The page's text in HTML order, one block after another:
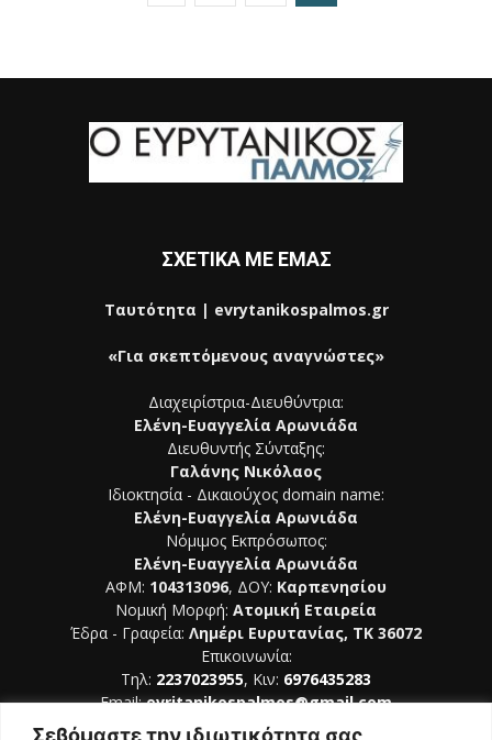
Σεβόμαστε την ιδιωτικότητα σας
ΣΧΕΤΙΚΑ ΜΕ ΕΜΑΣ
Ταυτότητα | evrytanikospalmos.gr
«Για σκεπτόμενους αναγνώστες»
Διαχειρίστρια-Διευθύντρια:
Ελένη-Ευαγγελία Αρωνιάδα
Διευθυντής Σύνταξης:
Γαλάνης Νικόλαος
Ιδιοκτησία - Δικαιούχος domain name:
Ελένη-Ευαγγελία Αρωνιάδα
Νόμιμος Εκπρόσωπος:
Ελένη-Ευαγγελία Αρωνιάδα
ΑΦΜ: 104313096, ΔΟΥ: Καρπενησίου
Νομική Μορφή: Ατομική Εταιρεία
Έδρα - Γραφεία: Λημέρι Ευρυτανίας, ΤΚ 36072
Επικοινωνία:
Τηλ: 2237023955, Κιν: 6976435283
Email:evritanikospalmos@gmail.com